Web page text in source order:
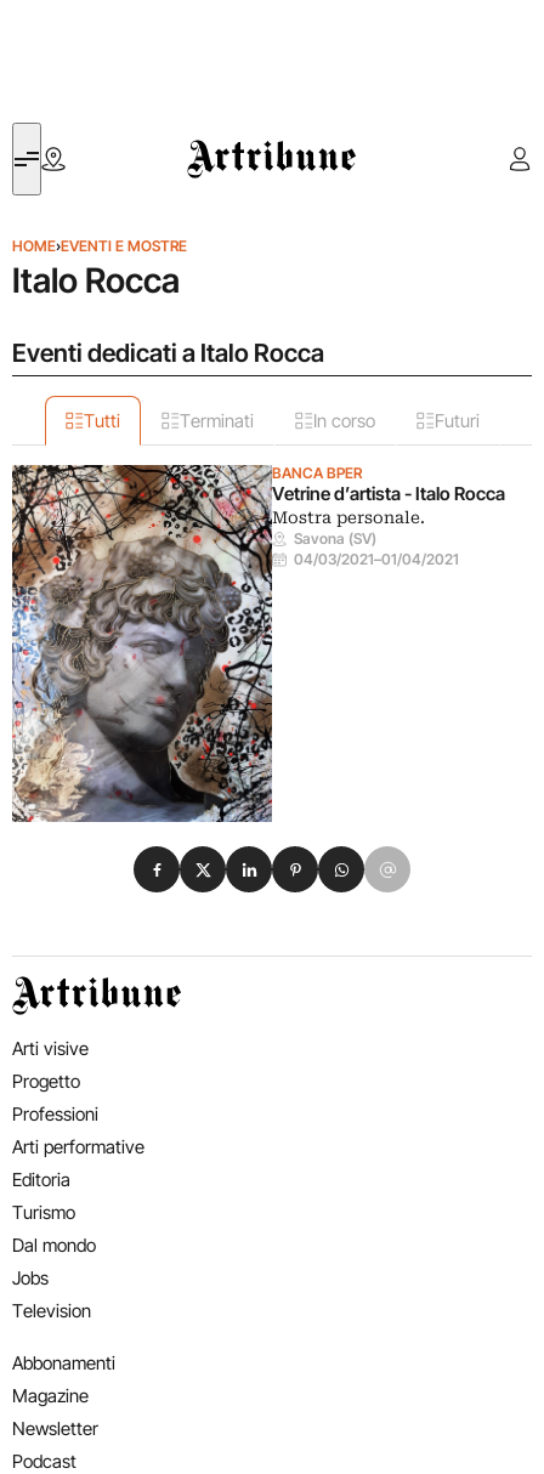
Artribune
HOME›EVENTI E MOSTRE
Italo Rocca
Eventi dedicati a Italo Rocca
Tutti Terminati In corso Futuri
BANCA BPER
Vetrine d’artista - Italo Rocca
Mostra personale.
Savona (SV)
04/03/2021–01/04/2021
Condividi su Facebook
Condividi su X
Condividi su LinkedIn
Condividi su Pinterest
Condividi su WhatsApp
Condividi su Email
Artribune
Arti visive
Progetto
Professioni
Arti performative
Editoria
Turismo
Dal mondo
Jobs
Television
Abbonamenti
Magazine
Newsletter
Podcast